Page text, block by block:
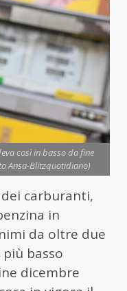
così in basso da fine
Ansa-Blitzquotidiano)
carburanti,
in
da oltre due
basso
dicembre